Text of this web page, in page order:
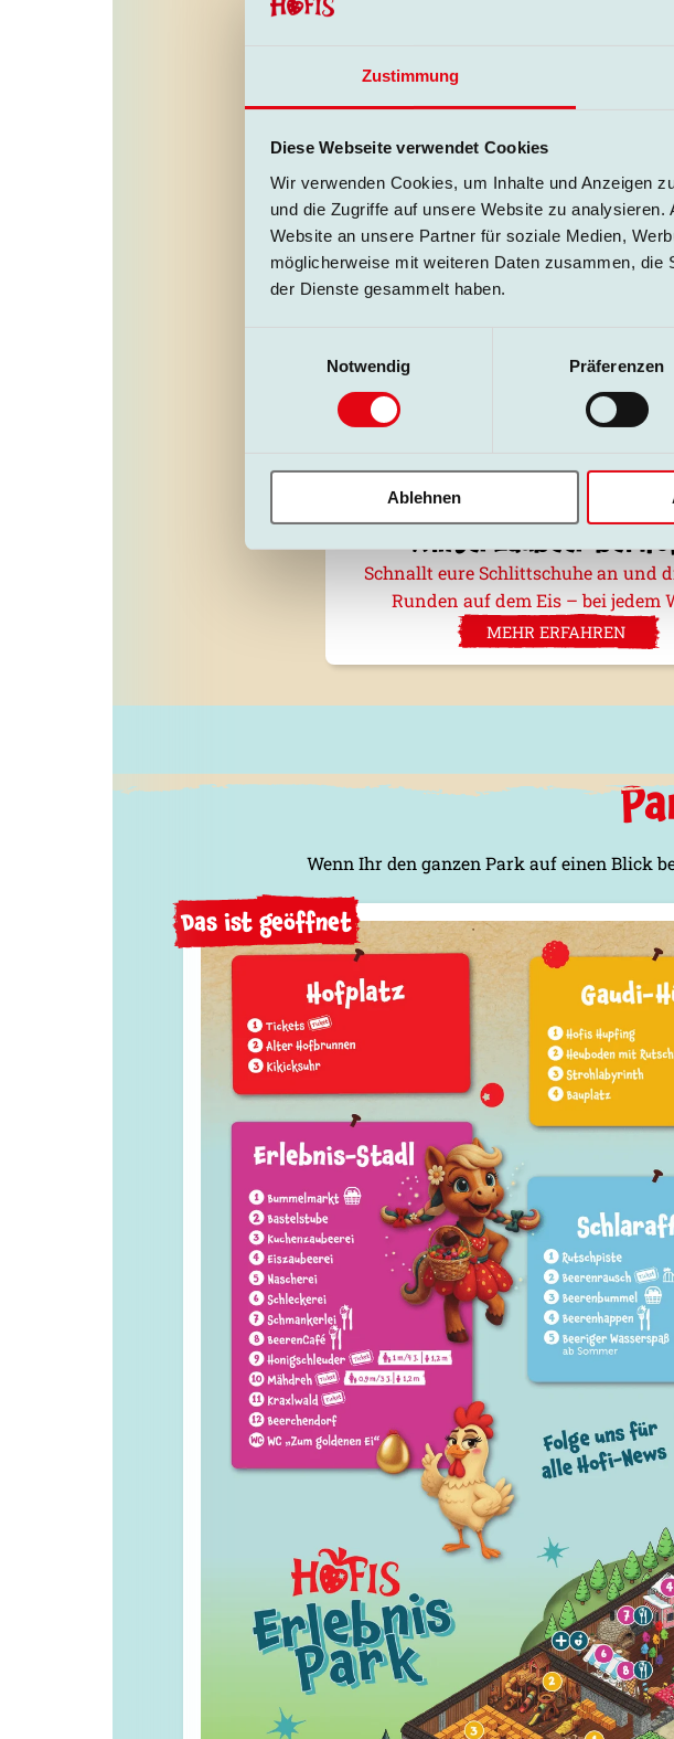
Zustimmung
Diese Webseite verwendet Cookies
Wir verwenden Cookies, um Inhalte und Anzeigen
und die Zugriffe auf unsere Website zu
Website an unsere Partner für soziale Medien,
möglicherweise mit weiteren Daten zusammen,
der Dienste gesammelt haben.
Notwendig
Präferenzen
Ablehnen
Hofis "Reich der
Bereit für Bayerns größte
Wenn der Herbst bei Hofis einzieht,
sich unser Erlebnispark in ein
Kürbisparadies.
MEHR ERFAHREN
20.11.2026 - 15.02.2027
Winterzaubeer bei
Schnallt eure Schlittschuhe an und
Runden auf dem Eis – bei jedem
MEHR ERFAHREN
Wenn Ihr den ganzen Park auf einen Blick
Das ist geöffnet